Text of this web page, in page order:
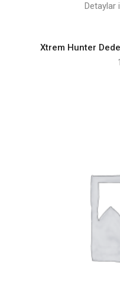
Detaylar
Xtrem Hunter